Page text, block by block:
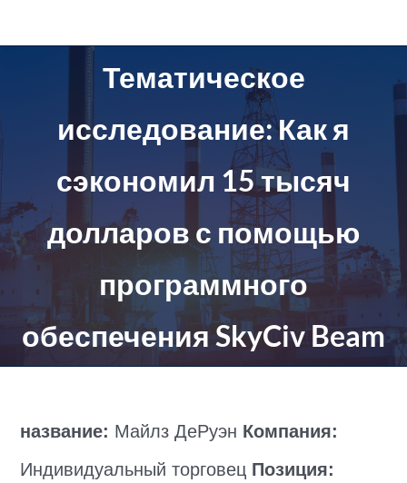
Тематическое
исследование: Как я
сэкономил 15 тысяч
долларов с помощью
программного
обеспечения SkyCiv Beam
название: Майлз ДеРуэн Компания:
Индивидуальный торговец Позиция: